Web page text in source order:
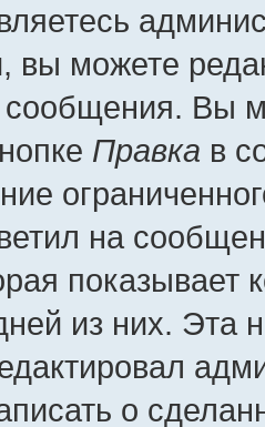
вы можете
Вы
Правка в
на
показывает
из них. Эта
о